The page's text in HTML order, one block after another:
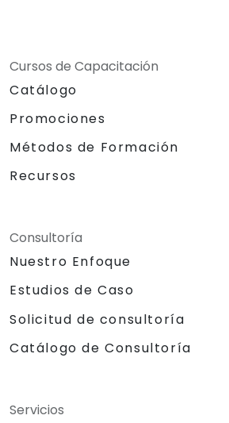
Cursos de Capacitación
Catálogo
Promociones
Métodos de Formación
Recursos
Consultoría
Nuestro Enfoque
Estudios de Caso
Solicitud de consultoría
Catálogo de Consultoría
Servicios